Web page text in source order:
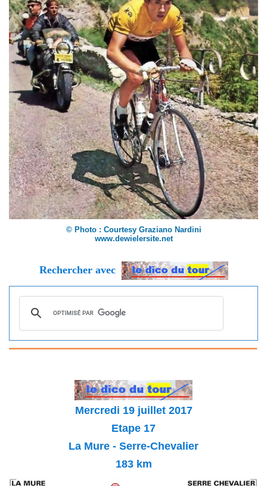
© Photo : Courtesy Graziano Nardini
www.dewielersite.net
Rechercher avec
Mercredi 19 juillet 2017
Etape 17
La Mure - Serre-Chevalier
183km